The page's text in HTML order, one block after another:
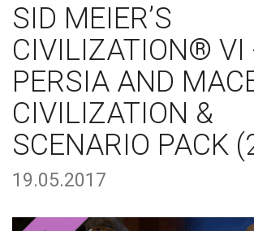
SID MEIER’S
CIVILIZATION® VI
PERSIA AND
CIVILIZATION &
SCENARIO PACK
19.05.2017